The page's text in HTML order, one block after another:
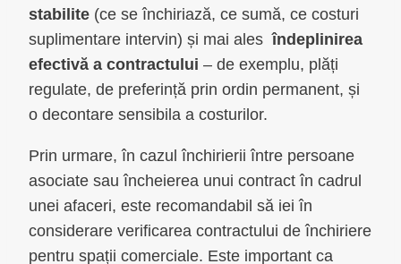
stabilite (ce se închiriază, ce sumă, ce costuri
suplimentare intervin) și mai alesîndeplinirea
efectivă a contractului – de exemplu, plăți
regulate, de preferință prin ordin permanent, și
o decontare sensibila a costurilor.
Prin urmare, în cazul închirierii între persoane
asociate sau încheierea unui contract în cadrul
unei afaceri, este recomandabil să iei în
considerare verificarea contractului de închiriere
pentru spații comerciale. Este important ca